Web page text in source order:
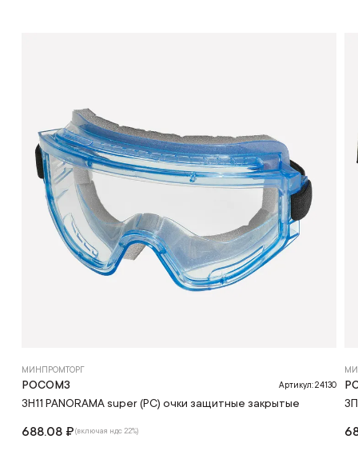
МИНПРОМТОРГ
РОСОМЗ Артикул: 24130
ЗН11 PANORAMA super (PС) очки защитные закрытые
688.08 ₽(включая ндс 22%)